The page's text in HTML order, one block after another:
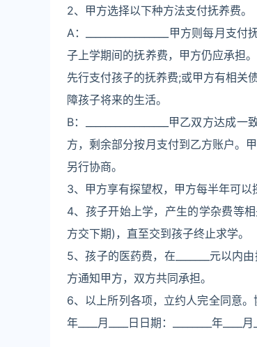
2、甲方选择以下种方法支付抚养费。
A：_________________甲方则每月支
子上学期间的抚养费，甲方仍应承担
先行支付孩子的抚养费;或甲方有相关
障孩子将来的生活。
B：_________________甲乙双方达成
方，剩余部分按月支付到乙方账户。
另行协商。
3、甲方享有探望权，甲方每半年可以
4、孩子开始上学，产生的学杂费等相
方交下期)，直至交到孩子终止求学。
5、孩子的医药费，在_______元以内
方通知甲方，双方共同承担。
6、以上所列各项，立约人完全同意。协
年____月____日日期：________年____月